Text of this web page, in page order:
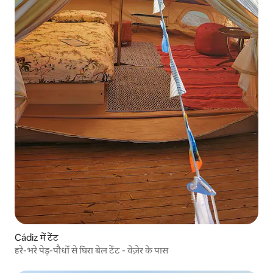
Cádiz में टेंट
हरे-भरे पेड़-पौधों से घिरा बेल टेंट - वेज़ेर के पास